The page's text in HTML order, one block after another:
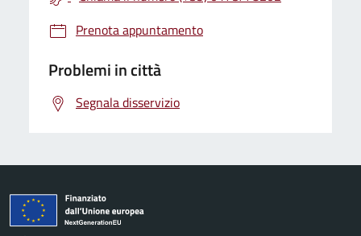
Prenota appuntamento
Problemi in città
Segnala disservizio